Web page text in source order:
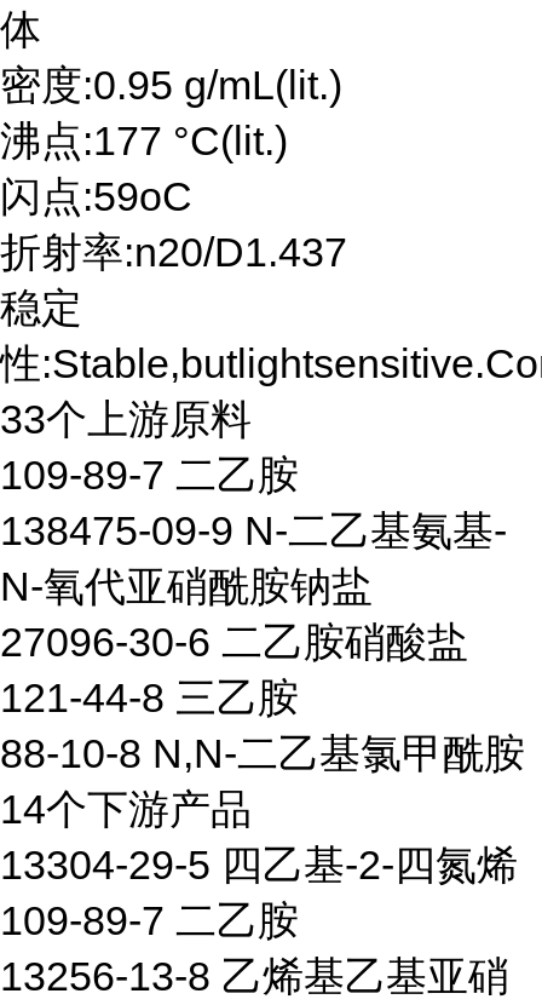
体
密度:0.95 g/mL(lit.)
沸点:177 °C(lit.)
闪点:59oC
折射率:n20/D1.437
稳定
性
33个上游原料
109-89-7 二乙胺
138475-09-9 N-二乙基氨基-
N-氧代亚硝酰胺钠盐
27096-30-6 二乙胺硝酸盐
121-44-8 三乙胺
88-10-8 N,N-二乙基氯甲酰胺
14个下游产品
13304-29-5 四乙基-2-四氮烯
109-89-7 二乙胺
13256-13-8 乙烯基乙基亚硝